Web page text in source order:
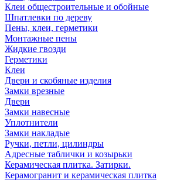
Клеи общестроительные и обойные
Шпатлевки по дереву
Пены, клеи, герметики
Монтажные пены
Жидкие гвозди
Герметики
Клеи
Двери и скобяные изделия
Замки врезные
Двери
Замки навесные
Уплотнители
Замки накладые
Ручки, петли, цилиндры
Адресные таблички и козырьки
Керамическая плитка. Затирки.
Керамогранит и керамическая плитка